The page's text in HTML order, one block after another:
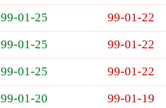
99-01-25 99-01-22
99-01-25 99-01-22
99-01-25 99-01-22
99-01-20 99-01-19